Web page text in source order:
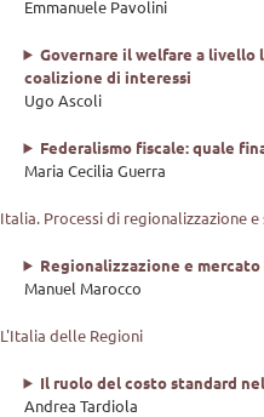
Emmanuele Pavolini
Governare il welfare a livello
coalizione di interessi
Ugo Ascoli
Federalismo fiscale: quale
Maria Cecilia Guerra
Italia. Processi di regionalizzazione
Regionalizzazione e
Manuel Marocco
L'Italia delle Regioni
Il ruolo del costo standard
Andrea Tardiola